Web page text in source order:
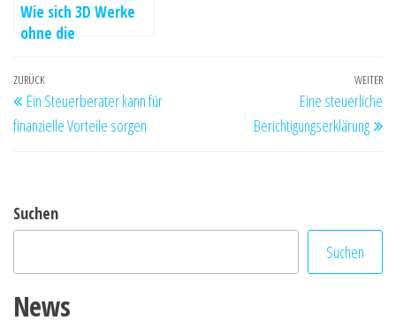
Wie sich 3D Werke
ohne die
Software erstellen
lassen
Beitragsnavigation
Vorheriger
Beitrag
ZURÜCK
Ein Steuerberater kann für
finanzielle Vorteile sorgen
WEITER
Eine steuerliche
Berichtigungserklärung
Suchen
Suchen
News